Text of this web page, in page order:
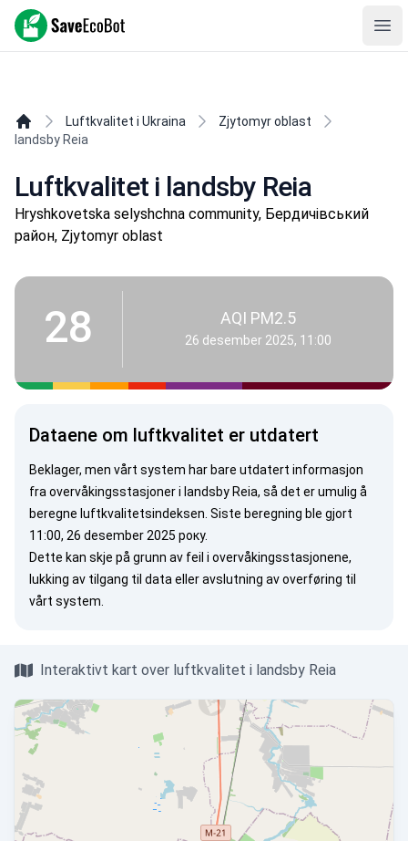
SaveEcoBot
Luftkvalitet i Ukraina
Zjytomyr oblast
landsby Reia
Luftkvalitet i landsby Reia
Hryshkovetska selyshchna community, Бердичівський
район, Zjytomyr oblast
28 AQI PM2.5
26 desember 2025, 11:00
Dataene om luftkvalitet er utdatert
Beklager, men vårt system har bare utdatert informasjon
fra overvåkingsstasjoner i landsby Reia, så det er umulig å
beregne luftkvalitetsindeksen. Siste beregning ble gjort
11:00, 26 desember 2025 року.
Dette kan skje på grunn av feil i overvåkingsstasjonene,
lukking av tilgang til data eller avslutning av overføring til
vårt system.
Interaktivt kart over luftkvalitet i landsby Reia